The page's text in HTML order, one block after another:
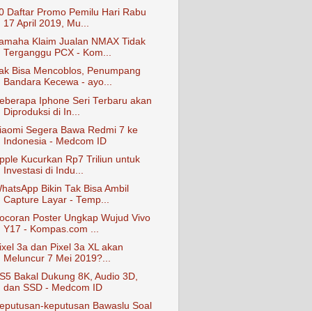
Daftar Promo Pemilu Hari Rabu
17 April 2019, Mu...
Klaim Jualan NMAX Tidak
Terganggu PCX - Kom...
Bisa Mencoblos, Penumpang
Bandara Kecewa - ayo...
Iphone Seri Terbaru akan
Diproduksi di In...
Segera Bawa Redmi 7 ke
Indonesia - Medcom ID
Kucurkan Rp7 Triliun untuk
Investasi di Indu...
Bikin Tak Bisa Ambil
Capture Layar - Temp...
Poster Ungkap Wujud Vivo
Y17 - Kompas.com ...
3a dan Pixel 3a XL akan
Meluncur 7 Mei 2019?...
Bakal Dukung 8K, Audio 3D,
dan SSD - Medcom ID
keputusan Bawaslu Soal